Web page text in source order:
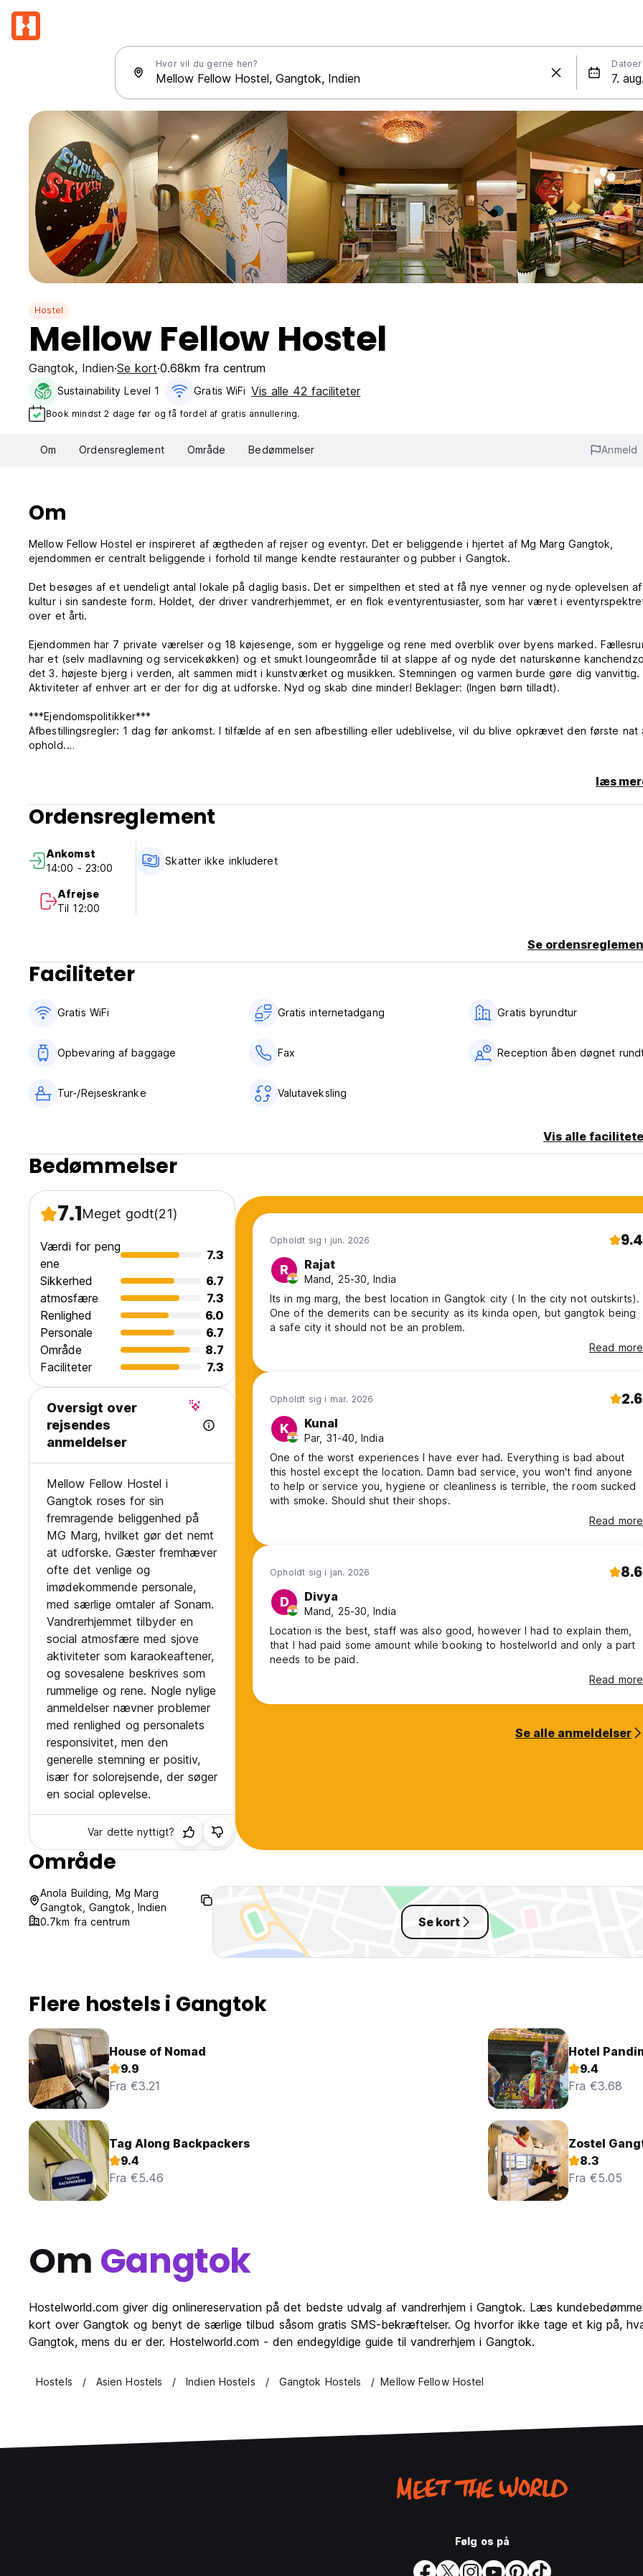
Hvor vil du gerne hen? Datoer
Hostel
Mellow Fellow Hostel
Gangtok, Indien Se kort 0.68km fra centrum
Sustainability Level 1 Gratis WiFi Vis alle 42 faciliteter
Book mindst 2 dage før og få fordel af gratis annullering.
Om Ordensreglement Område Bedømmelser Anmeld
Om
Mellow Fellow Hostel er inspireret af ægtheden af ​​rejser og eventyr. Det er beliggende i hjertet af Mg Marg Gangtok,
ejendommen er centralt beliggende i forhold til mange kendte restauranter og pubber i Gangtok.
Det besøges af et uendeligt antal lokale på daglig basis. Det er simpelthen et sted at få nye venner og nyde oplevelsen
kultur i sin sandeste form. Holdet, der driver vandrerhjemmet, er en flok eventyrentusiaster, som har været i
over et årti.
Ejendommen har 7 private værelser og 18 køjesenge, som er hyggelige og rene med overblik over byens marked.
har et (selv madlavning og servicekøkken) og et smukt loungeområde til at slappe af og nyde det naturskønne
det 3. højeste bjerg i verden, alt sammen midt i kunstværket og musikken. Stemningen og varmen burde gøre dig vanvittig.
Aktiviteter af enhver art er der for dig at udforske. Nyd og skab dine minder! Beklager: (Ingen børn tilladt).
***Ejendomspolitikker***
Afbestillingsregler: 1 dag før ankomst. I tilfælde af en sen afbestilling eller udeblivelse, vil du blive opkrævet den første nat
ophold.
Skatter inkluderet.
Morgenmad inkluderet.
Intet udgangsforbud.
Vi tager ikke imod kunder under 18 år. (Auto-translated from original language)
læs
Ordensreglement
Ankomst
14:00 - 23:00
Afrejse
Til 12:00
Skatter ikke inkluderet
Se
Faciliteter
Gratis WiFi Gratis internetadgang Gratis byrundtur
Opbevaring af baggage Fax Reception åben døgnet
Tur-/Rejseskranke Valutaveksling
Vis alle
Bedømmelser
7.1Meget godt(21)
Værdi for peng
ene
7.3
Sikkerhed
6.7
atmosfære
7.3
Renlighed
6.0
Personale
6.7
Område
8.7
Faciliteter
7.3
Oversigt over
rejsendes
anmeldelser
Mellow Fellow Hostel i
Gangtok roses for sin
fremragende beliggenhed på
MG Marg, hvilket gør det nemt
at udforske. Gæster fremhæver
ofte det venlige og
imødekommende personale,
med særlige omtaler af Sonam.
Vandrerhjemmet tilbyder en
social atmosfære med sjove
aktiviteter som karaokeaftener,
og sovesalene beskrives som
rummelige og rene. Nogle nylige
anmeldelser nævner problemer
med renlighed og personalets
responsivitet, men den
generelle stemning er positiv,
især for solorejsende, der søger
en social oplevelse.
Var dette nyttigt?
Opholdt sig i jun. 2026 9.4
R Rajat
Mand, 25-30, India
Its in mg marg, the best location in Gangtok city ( In the city not outskirts).
One of the demerits can be security as its kinda open, but gangtok being
a safe city it should not be an problem.
Read more
Opholdt sig i mar. 2026 2.6
K Kunal
Par, 31-40, India
One of the worst experiences I have ever had. Everything is bad about
this hostel except the location. Damn bad service, you won't find anyone
to help or service you, hygiene or cleanliness is terrible, the room sucked
with smoke. Should shut their shops.
Read more
Opholdt sig i jan. 2026 8.6
D Divya
Mand, 25-30, India
Location is the best, staff was also good, however I had to explain them,
that I had paid some amount while booking to hostelworld and only a part
needs to be paid.
Read more
Se alle anmeldelser
Område
Anola Building, Mg Marg
Gangtok, Gangtok, Indien
0.7km fra centrum
Se kort
Flere hostels i Gangtok
House of Nomad
9.9
Fra €3.21
Hotel
9.4
Fra €3.68
Tag Along Backpackers
9.4
Fra €5.46
Zostel
8.3
Fra €5.05
Om Gangtok
Hostelworld.com giver dig onlinereservation på det bedste udvalg af vandrerhjem i Gangtok. Læs
kort over Gangtok og benyt de særlige tilbud såsom gratis SMS-bekræftelser. Og hvorfor ikke tage et kig på,
Gangtok, mens du er der. Hostelworld.com - den endegyldige guide til vandrerhjem i Gangtok.
Hostels Asien Hostels Indien Hostels Gangtok Hostels Mellow Fellow Hostel
Følg os på